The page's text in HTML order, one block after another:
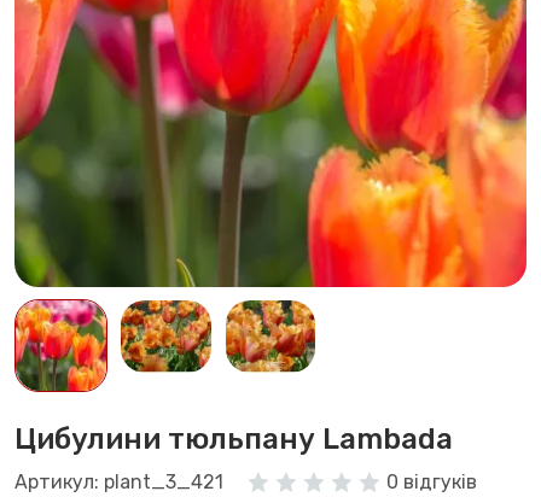
Цибулини тюльпану Lambada
Артикул: plant_3_421
0 відгуків